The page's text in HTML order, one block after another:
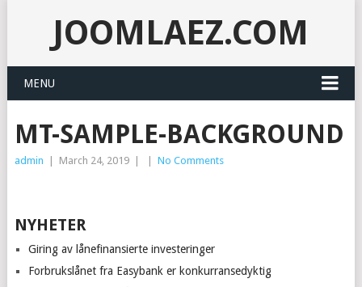
JOOMLAEZ.COM
MENU
MT-SAMPLE-BACKGROUND
admin March 24, 2019 No Comments
NYHETER
Giring av lånefinansierte investeringer
Forbrukslånet fra Easybank er konkurransedyktig